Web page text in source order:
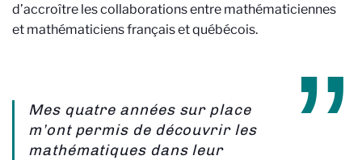
d’accroître les collaborations entre mathématiciennes
et mathématiciens français et québécois.
Mes quatre années sur place
m’ont permis de découvrir les
mathématiques dans leur